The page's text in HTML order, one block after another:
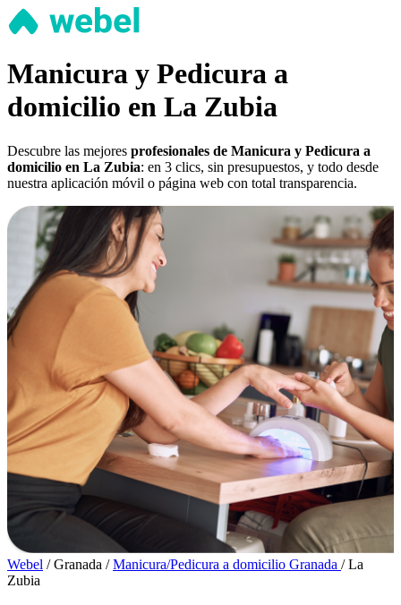
Manicura y Pedicura a
domicilio en La Zubia
Descubre las mejores profesionales de Manicura y Pedicura a
domicilio en La Zubia: en 3 clics, sin presupuestos, y todo desde
nuestra aplicación móvil o página web con total transparencia.
Webel / Granada / Manicura/Pedicura a domicilio Granada / La
Zubia